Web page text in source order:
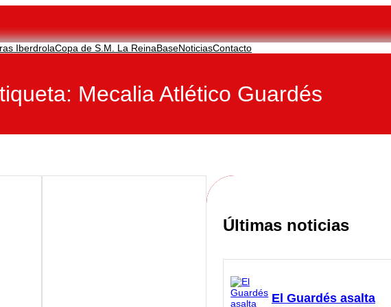
IberdrolaCopa de S.M. La ReinaBaseNoticiasContacto
Mecalia Atlético Guardés
Últimas noticias
El Guardés asalta